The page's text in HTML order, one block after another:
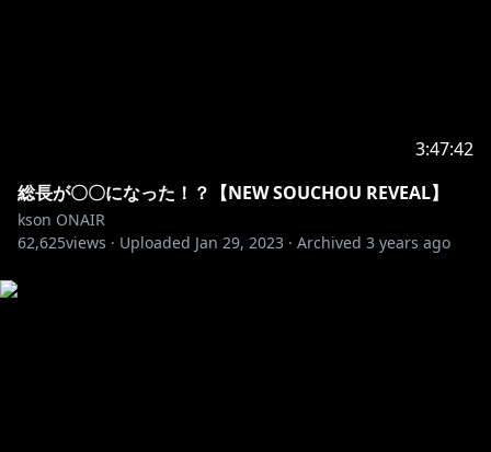
3:47:42
総長が〇〇になった！？【NEW SOUCHOU REVEAL】
kson ONAIR
62,625views · Uploaded Jan 29, 2023 · Archived 3 years ago